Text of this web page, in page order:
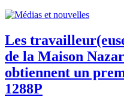
Les
de la Maison
obtiennent un
1288P